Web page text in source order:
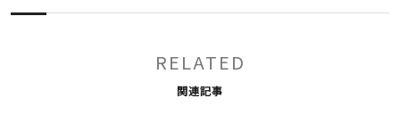
RELATED
関連記事